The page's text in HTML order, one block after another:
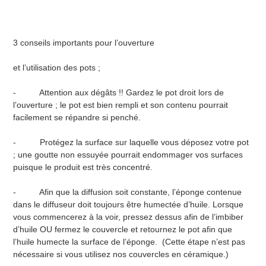
3 conseils importants pour l’ouverture
et l’utilisation des pots ;
- Attention aux dégâts !! Gardez le pot droit lors de
l’ouverture ; le pot est bien rempli et son contenu pourrait
facilement se répandre si penché.
- Protégez la surface sur laquelle vous déposez votre pot
; une goutte non essuyée pourrait endommager vos surfaces
puisque le produit est très concentré.
- Afin que la diffusion soit constante, l’éponge contenue
dans le diffuseur doit toujours être humectée d’huile. Lorsque
vous commencerez à la voir, pressez dessus afin de l’imbiber
d’huile OU fermez le couvercle et retournez le pot afin que
l’huile humecte la surface de l’éponge. (Cette étape n’est pas
nécessaire si vous utilisez nos couvercles en céramique.)